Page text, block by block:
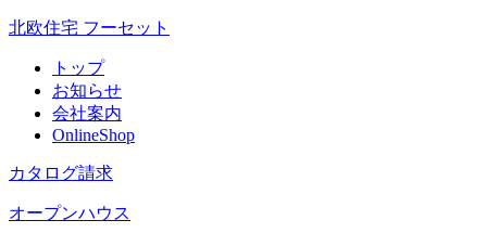
北欧住宅 フーセット
トップ
お知らせ
会社案内
OnlineShop
カタログ請求
オープンハウス